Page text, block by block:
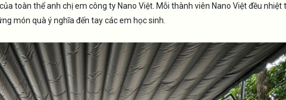
toàn thể anh chị em công ty Nano Việt. Mỗi thành viên Nano Việt đều nhiệt
món quà ý nghĩa đến tay các em học sinh.